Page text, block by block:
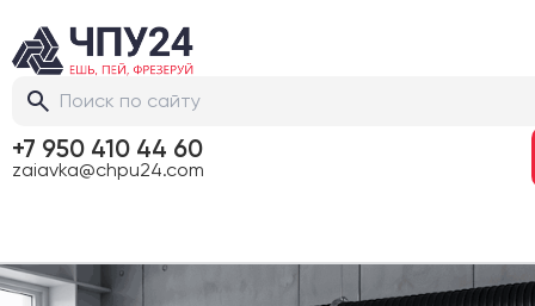
+7 950 410 44 60
zaiavka@chpu24.com